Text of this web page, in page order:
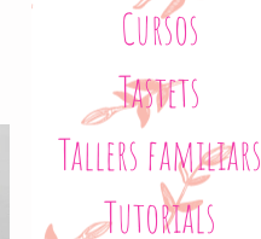
Cursos
Tastets
Tallers familiars
Tutorials